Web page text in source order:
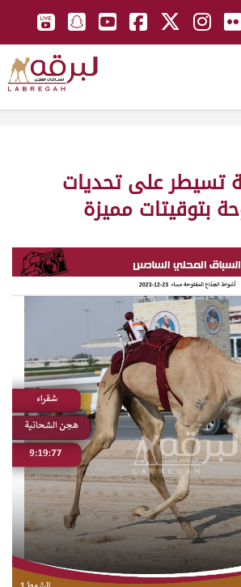
تسيطر على تحديات
بتوقيتات مميزة